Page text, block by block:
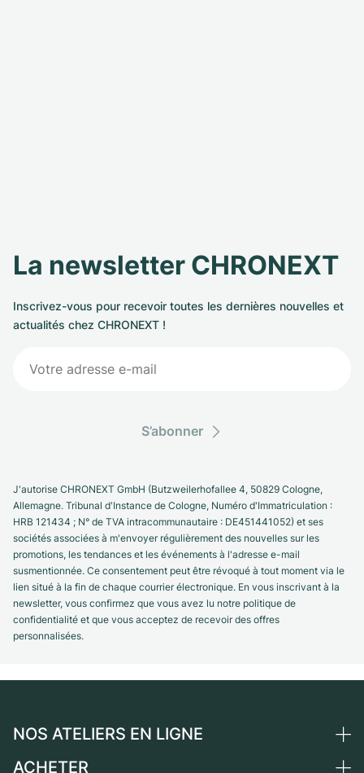
La newsletter CHRONEXT
Inscrivez-vous pour recevoir toutes les dernières nouvelles et
actualités chez CHRONEXT !
S’abonner
J'autorise CHRONEXT GmbH (Butzweilerhofallee 4, 50829 Cologne,
Allemagne. Tribunal d'Instance de Cologne, Numéro d'Immatriculation :
HRB 121434 ; N° de TVA intracommunautaire : DE451441052) et ses
sociétés associées à m'envoyer régulièrement des nouvelles sur les
promotions, les tendances et les événements à l'adresse e-mail
susmentionnée. Ce consentement peut être révoqué à tout moment via le
lien situé à la fin de chaque courrier électronique. En vous inscrivant à la
newsletter, vous confirmez que vous avez lu notre politique de
confidentialité et que vous acceptez de recevoir des offres
personnalisées.
NOS ATELIERS EN LIGNE
Allemagne
ACHETER